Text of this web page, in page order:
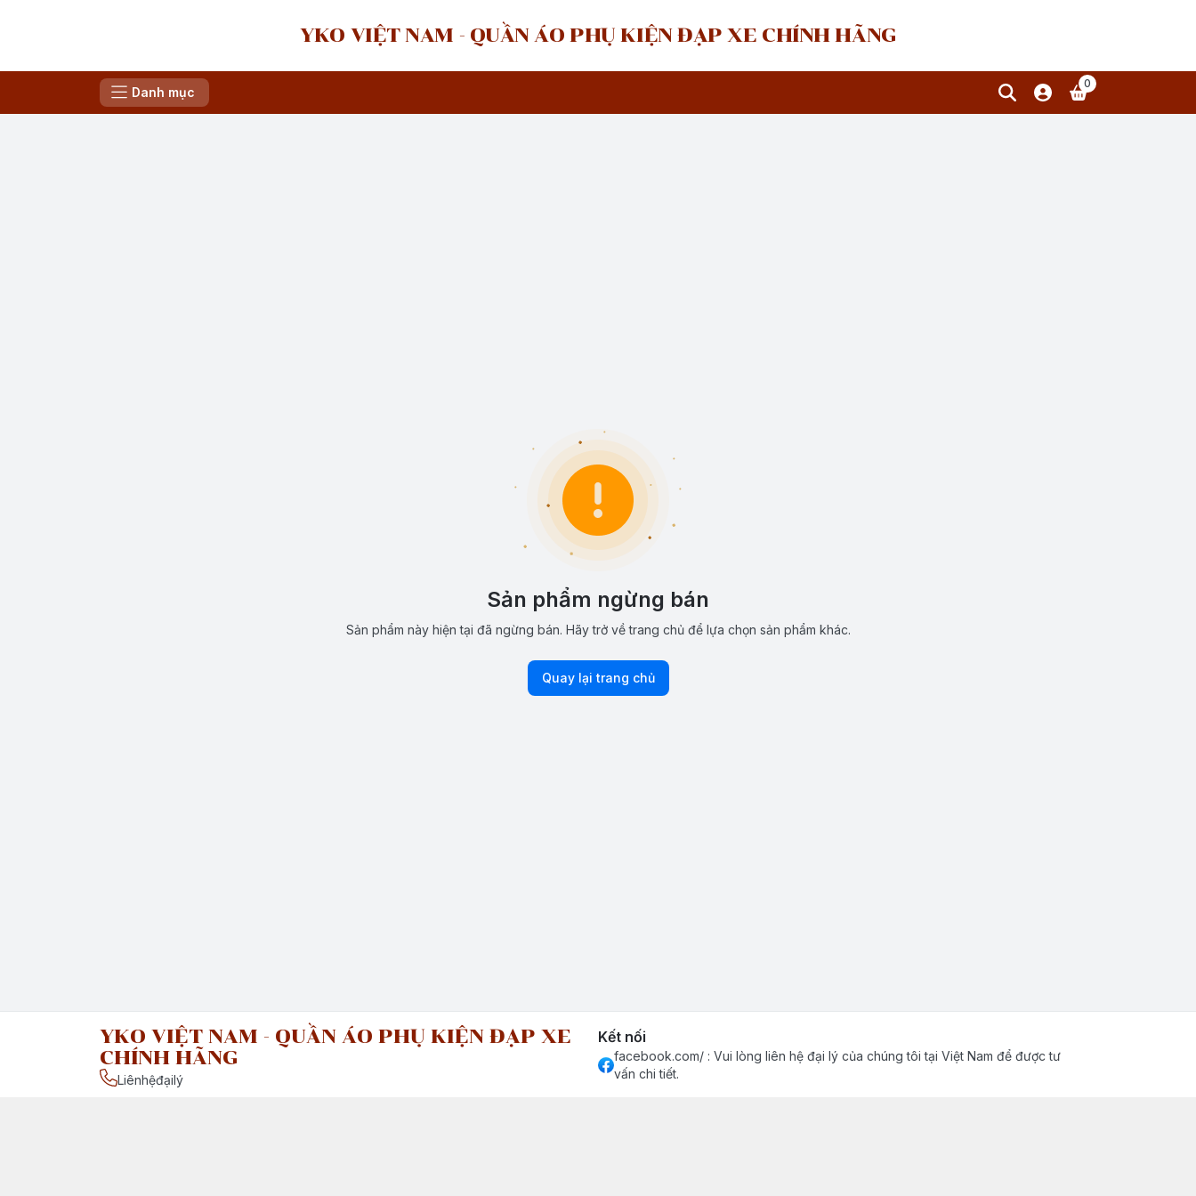
YKO VIỆT NAM - QUẦN ÁO PHỤ KIỆN ĐẠP XE CHÍNH HÃNG
Danh mục
0
Sản phẩm ngừng bán
Sản phẩm này hiện tại đã ngừng bán. Hãy trở về trang chủ để lựa chọn sản phẩm khác.
Quay lại trang chủ
YKO VIỆT NAM - QUẦN ÁO PHỤ KIỆN ĐẠP XE
CHÍNH HÃNG
Liênhệđạilý
Kết nối
facebook.com/ : Vui lòng liên hệ đại lý của chúng tôi tại Việt Nam để được tư
vấn chi tiết.